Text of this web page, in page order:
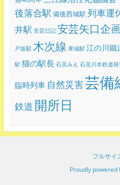
後落合駅 備後西城駅 列車運
井駅 安芸日記 安芸矢口企
戸坂駅 木次線 東城駅 江の川鐵
駅 猫の駅長 石見みえ 石見川本鉄道
臨時列車 自然災害芸備
鉄道 開所日
フルサイ
Proudly powered